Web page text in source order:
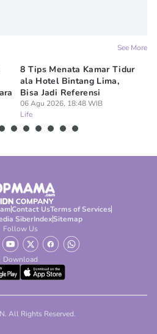
See More
8 Tips Menata Kamar Tidur
ala Hotel Bintang Lima,
Bisa Jadi Referensi
06 Agu 2026, 18:48 WIB
Life
Contact UsTerms of Services
SiberIndexSitemap
Follow Us
Download
All Rights Reserved.